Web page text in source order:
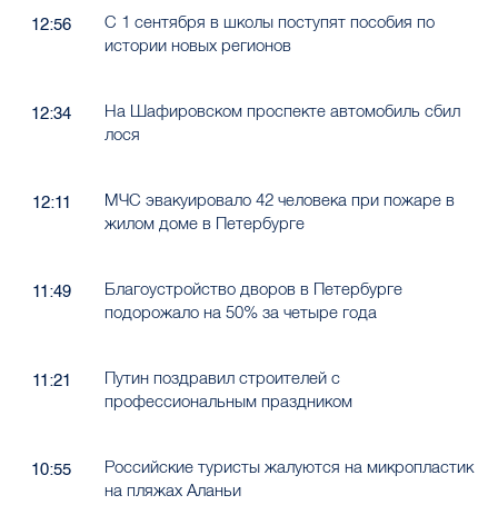
12:56
С 1 сентября в школы поступят пособия по
истории новых регионов
12:34
На Шафировском проспекте автомобиль сбил
лося
12:11
МЧС эвакуировало 42 человека при пожаре в
жилом доме в Петербурге
11:49
Благоустройство дворов в Петербурге
подорожало на 50% за четыре года
11:21
Путин поздравил строителей с
профессиональным праздником
10:55
Российские туристы жалуются на микропластик
на пляжах Аланьи